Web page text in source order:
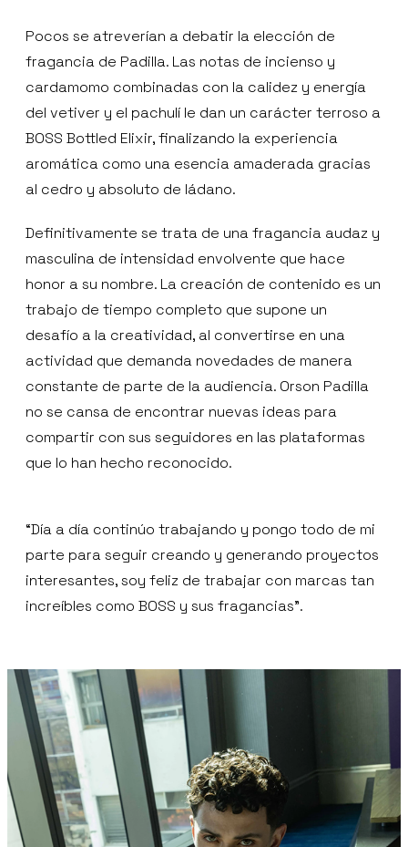
Pocos se atreverían a debatir la elección de
fragancia de Padilla. Las notas de incienso y
cardamomo combinadas con la calidez y energía
del vetiver y el pachulí le dan un carácter terroso a
BOSS Bottled Elixir, finalizando la experiencia
aromática como una esencia amaderada gracias
al cedro y absoluto de ládano.
Definitivamente se trata de una fragancia audaz y
masculina de intensidad envolvente que hace
honor a su nombre. La creación de contenido es un
trabajo de tiempo completo que supone un
desafío a la creatividad, al convertirse en una
actividad que demanda novedades de manera
constante de parte de la audiencia. Orson Padilla
no se cansa de encontrar nuevas ideas para
compartir con sus seguidores en las plataformas
que lo han hecho reconocido.
“Día a día continúo trabajando y pongo todo de mi
parte para seguir creando y generando proyectos
interesantes, soy feliz de trabajar con marcas tan
increíbles como BOSS y sus fragancias”.